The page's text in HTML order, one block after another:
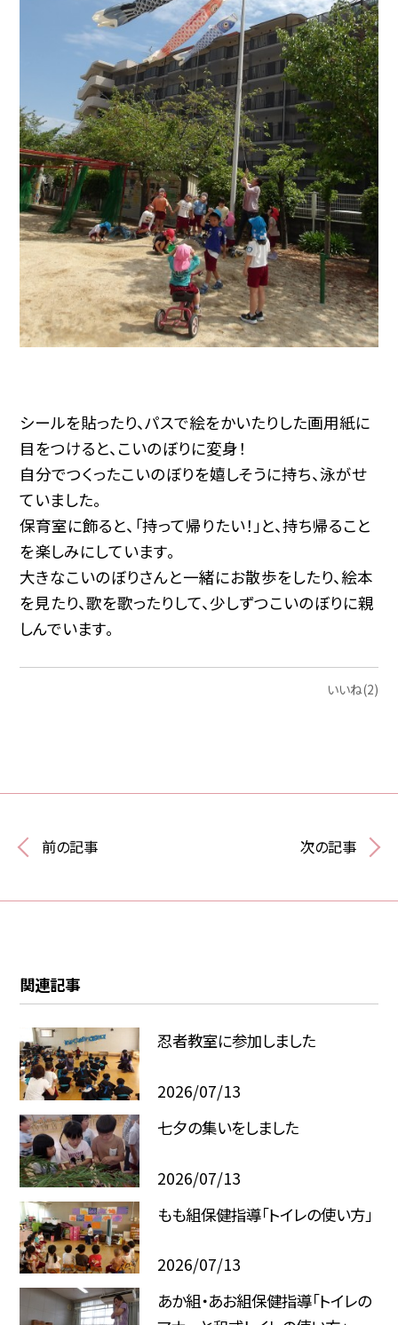
シールを貼ったり、パスで絵をかいたりした画用紙に
目をつけると、こいのぼりに変身！
自分でつくったこいのぼりを嬉しそうに持ち、泳がせ
ていました。
保育室に飾ると、「持って帰りたい！」と、持ち帰ること
を楽しみにしています。
大きなこいのぼりさんと一緒にお散歩をしたり、絵本
を見たり、歌を歌ったりして、少しずつこいのぼりに親
しんでいます。
いいね(2)
前の記事 次の記事
関連記事
忍者教室に参加しました
2026/07/13
七夕の集いをしました
2026/07/13
もも組保健指導「トイレの使い方」
2026/07/13
あか組・あお組保健指導「トイレの